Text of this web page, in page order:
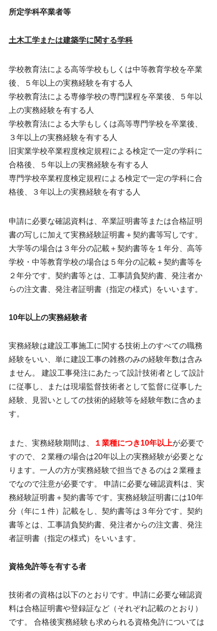
所定学科卒業者等
土木工学または建築学に関する学科
学校教育法による高等学校もしくは中等教育学校を卒業
後、５年以上の実務経験を有する人
学校教育法による専修学校の専門課程を卒業後、５年以
上の実務経験を有する人
学校教育法による大学もしくは高等専門学校を卒業後、
３年以上の実務経験を有する人
旧実業学校卒業程度検定規程による検定で一定の学科に
合格後、５年以上の実務経験を有する人
専門学校卒業程度検定規程による検定で一定の学科に合
格後、３年以上の実務経験を有する人
申請に必要な確認資料は、卒業証明書等または合格証明
書の写しに加えて実務経験証明書＋契約書等写しです。
大学等の場合は３年分の記載＋契約書等を１年分、高等
学校・中等教育学校の場合は５年分の記載＋契約書等を
２年分です。契約書等とは、工事請負契約書、発注者か
らの注文書、発注者証明書（指定の様式）をいいます。
10年以上の実務経験者
実務経験は建設工事施工に関する技術上のすべての職務
経験をいい、単に建設工事の雑務のみの経験年数は含み
ません。 建設工事発注にあたって設計技術者として設計
に従事し、または現場監督技術者として監督に従事した
経験、見習いとしての技術的経験等を経験年数に含めま
す。
また、実務経験期間は、 １業種につき10年以上が必要で
すので、２業種の場合は20年以上の実務経験が必要とな
ります。一人の方が実務経験で担当できるのは２業種ま
でなので注意が必要です。 申請に必要な確認資料は、実
務経験証明書＋契約書等です。実務経験証明書には10年
分（年に１件）記載をし、契約書等は３年分です。契約
書等とは、工事請負契約書、発注者からの注文書、発注
者証明書（指定の様式）をいいます。
資格免許等を有する者
技術者の資格は以下のとおりです。申請に必要な確認資
料は合格証明書や登録証など（それぞれ記載のとおり）
です。 合格後実務経験も求められる資格免許については